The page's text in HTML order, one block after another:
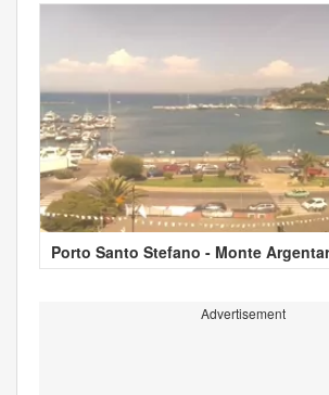
Porto Santo Stefano - Monte
Advertisement